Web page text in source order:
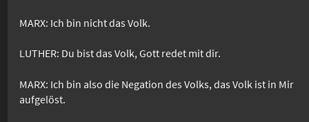
MARX: Ich bin nicht das Volk.
LUTHER: Du bist das Volk, Gott redet mit dir.
MARX: Ich bin also die Negation des Volks, das Volk ist in Mir
aufgelöst.